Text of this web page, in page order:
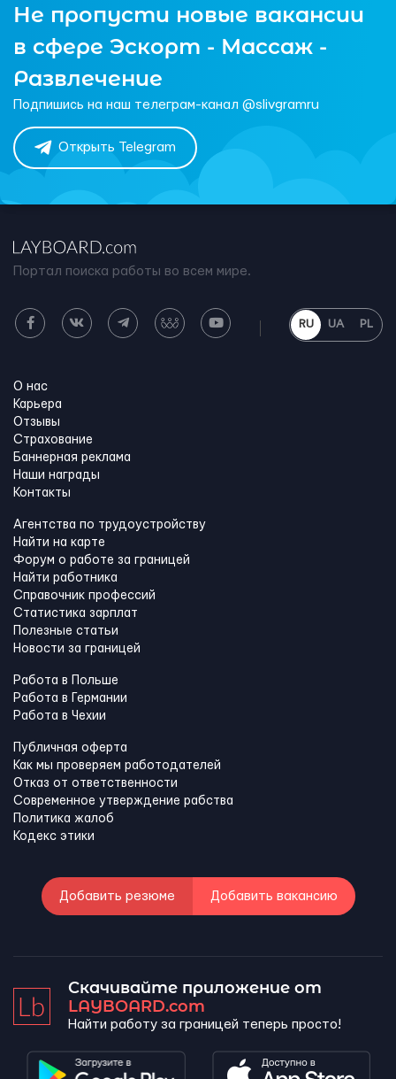
Не пропусти новые вакансии
в сфере Эскорт - Массаж -
Развлечение
Подпишись на наш телеграм-канал @slivgramru
Открыть Telegram
Портал поиска работы во всем мире.
RU UA PL
О нас
Карьера
Отзывы
Страхование
Баннерная реклама
Наши награды
Контакты
Агентства по трудоустройству
Найти на карте
Форум о работе за границей
Найти работника
Справочник профессий
Статистика зарплат
Полезные статьи
Новости за границей
Работа в Польше
Работа в Германии
Работа в Чехии
Публичная оферта
Как мы проверяем работодателей
Отказ от ответственности
Современное утверждение рабства
Политика жалоб
Кодекс этики
Добавить резюме Добавить вакансию
Скачивайте приложение от
LAYBOARD.com
Найти работу за границей теперь просто!